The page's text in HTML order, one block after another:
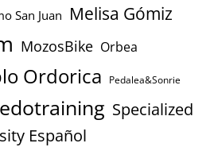
San Juan Melisa Gómiz
MozosBike Orbea
Ordorica Pedalea&Sonrie
Specialized
Español